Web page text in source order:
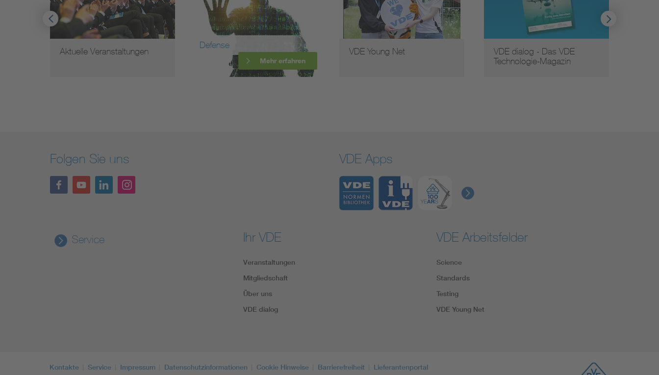
Aktuelle Veranstaltungen
Defense
Mehr erfahren
VDE Young Net
VDE dialog - Das VDE
Technologie-Magazin
Folgen Sie uns VDE Apps
Service Ihr VDE
Veranstaltungen
Mitgliedschaft
Über uns
VDE dialog
VDE Arbeitsfelder
Science
Standards
Testing
VDE Young Net
Kontakte Service Impressum Datenschutzinformationen Cookie Hinweise Barrierefreiheit Lieferantenportal